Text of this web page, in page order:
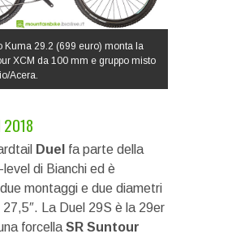
Kuma 29.2 (699 euro) monta la
XCM da 100 mm e gruppo misto
Acera.
2018
Duel fa parte della
di Bianchi ed è
montaggi e due diametri
La Duel 29S è la 29er
forcella SR Suntour